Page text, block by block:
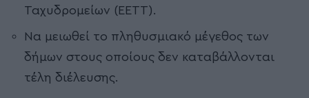
Ταχυδρομείων (ΕΕΤΤ).
Να μειωθεί το πληθυσμιακό μέγεθος των
δήμων στους οποίους δεν καταβάλλονται
τέλη διέλευσης.